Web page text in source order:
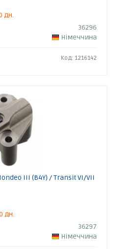
дн.
36296
Німеччина
Код: 1216142
III (B4Y) / Transit VI/VII
дн.
36297
Німеччина